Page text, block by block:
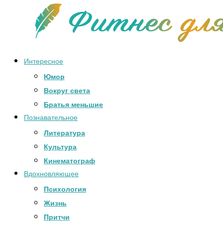
Интересное
Юмор
Вокруг света
Братья меньшие
Познавательное
Литература
Культура
Кинематограф
Вдохновляющее
Психология
Жизнь
Притчи